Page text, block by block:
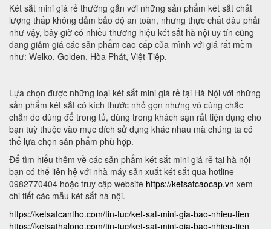
Két sắt mini giá rẻ thường gắn với những sản phẩm két sắt chất
lượng thấp không đảm bảo độ an toàn, nhưng thực chất đâu phải
như vậy, bây giờ có nhiều thương hiệu két sắt hà nội uy tín cũng
đang giảm giá các sản phẩm cao cấp của mình với giá rất mềm
như: Welko, Golden, Hòa Phát, Việt Tiệp.
Lựa chọn được những loại két sắt mini giá rẻ tại Hà Nội với những
sản phẩm két sắt có kích thước nhỏ gọn nhưng vô cùng chắc
chắn do dùng để trong tủ, dùng trong khách sạn rất tiện dụng cho
bạn tuỳ thuộc vào mục đích sử dụng khác nhau mà chúng ta có
thể lựa chọn sản phẩm phù hợp.
Để tìm hiểu thêm về các sản phẩm két sắt mini giá rẻ tại hà nội
bạn có thể liên hệ với nhà máy sản xuất két sắt qua hotline
0982770404 hoặc truy cập website https://ketsatcaocap.vn xem
chi tiết các mẫu két sắt hà nội.
https://ketsatcantho.com/tin-tuc/ket-sat-mini-gia-bao-nhieu-tien
https://ketsathalong.com/tin-tuc/ket-sat-mini-gia-bao-nhieu-tien